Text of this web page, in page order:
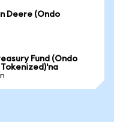
Deere (Ondo
Fund (Ondo